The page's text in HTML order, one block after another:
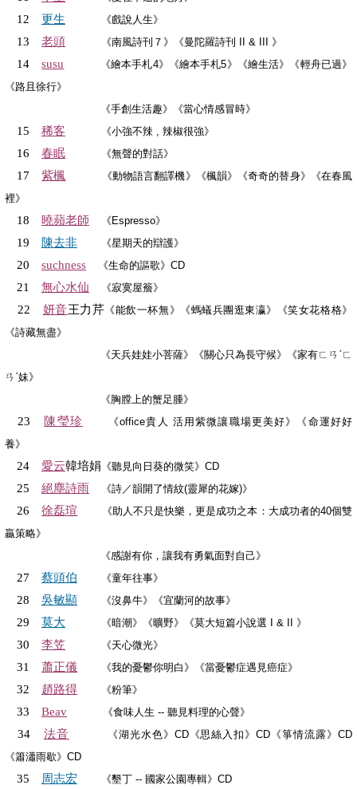
12 更生 《戲說人生》
13 老頭 《南風詩刊７》《曼陀羅詩刊 II & III 》
14 susu
《繪本手札4》《繪本手札5》《繪生活》《輕舟已過》
《路且徐行》
《手創生活趣》《當心情感冒時》
15 稀客 《小強不辣 , 辣椒很強》
16 春眠 《無聲的對話》
17 紫楓
《動物語言翻譯機》《楓韻》《奇奇的替身》《在春風
裡》
18 曉蘋老師 《Espresso》
19 陳去非 《星期天的辯護》
20 suchness 《生命的謳歌》CD
21 無心水仙 《寂寞屋簷》
22 妍音王力芹 《能飲一杯無》《螞蟻兵團逛東瀛》《笑女花格格》
《詩藏無盡》
《天兵娃娃小菩薩》《關心只為長守候》《家有ㄈㄢˊㄈ
ㄢˊ妹》
《胸膛上的蟹足腫》
23 陳瑩珍
《office貴人 活用紫微讓職場更美好》《命運好好
養》
24 愛云韓培娟 《聽見向日葵的微笑》CD
25 絕塵詩雨 《詩／韻開了情紋(靈犀的花嫁)》
26 徐磊瑄
《助人不只是快樂，更是成功之本：大成功者的40個雙
贏策略》
《感謝有你，讓我有勇氣面對自己》
27 蔡頭伯 《童年往事》
28 吳敏顯 《沒鼻牛》《宜蘭河的故事》
29 莫大 《暗潮》《曠野》《莫大短篇小說選 I & II 》
30 李笠 《天心微光》
31 蕭正儀 《我的憂鬱你明白》《當憂鬱症遇見癌症》
32 趙路得 《粉筆》
33 Beav 《食味人生 -- 聽見料理的心聲》
34 法音
《湖光水色》CD《思絲入扣》CD《箏情流露》CD
《簫瀟雨歇》CD
35 周志宏 《墾丁 -- 國家公園專輯》CD